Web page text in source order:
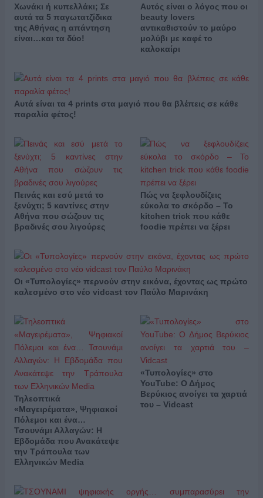
Χωνάκι ή κυπελλάκι; Σε
αυτά τα 5 παγωτατζίδικα
της Αθήνας η απάντηση
είναι…και τα δύο!
Αυτός είναι ο λόγος που οι
beauty lovers
αντικαθιστούν το μαύρο
μολύβι με καφέ το
καλοκαίρι
Αυτά είναι τα 4 prints στα μαγιό που θα βλέπεις σε κάθε
παραλία φέτος!
Πεινάς και εσύ μετά το
ξενύχτι; 5 καντίνες στην
Αθήνα που σώζουν τις
βραδινές σου λιγούρες
Πώς να ξεφλουδίζεις
εύκολα το σκόρδο – Το
kitchen trick που κάθε
foodie πρέπει να ξέρει
Οι «Τυπολογίες» περνούν στην εικόνα, έχοντας ως πρώτο
καλεσμένο στο νέο vidcast τον Παύλο Μαρινάκη
Τηλεοπτικά
«Μαγειρέματα», Ψηφιακοί
Πόλεμοι και ένα…
Τσουνάμι Αλλαγών: Η
Εβδομάδα που Ανακάτεψε
την Τράπουλα των
Ελληνικών Media
«Τυπολογίες» στο
YouTube: Ο Δήμος
Βερύκιος ανοίγει τα χαρτιά
του – Vidcast